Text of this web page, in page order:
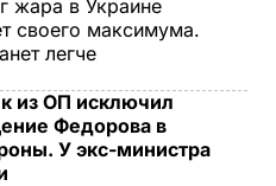
жара в Украине
своего максимума.
легче
из ОП исключил
Федорова в
У экс-министра